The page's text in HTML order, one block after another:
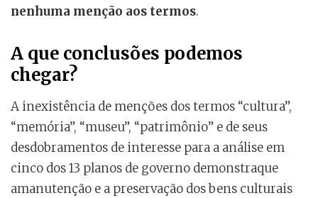
nenhuma menção aos termos.
A que conclusões podemos
chegar?
A inexistência de menções dos termos “cultura”,
“memória”, “museu”, “patrimônio” e de seus
desdobramentos de interesse para a análise em
cinco dos 13 planos de governo demonstraque
amanutenção e a preservação dos bens culturais